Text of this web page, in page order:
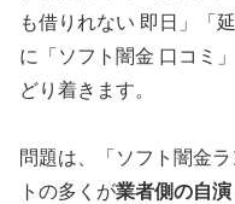
も借りれない 即日」「
に「ソフト闇金 口コミ
どり着きます。
問題は、「ソフト闇金
トの多くが業者側の自